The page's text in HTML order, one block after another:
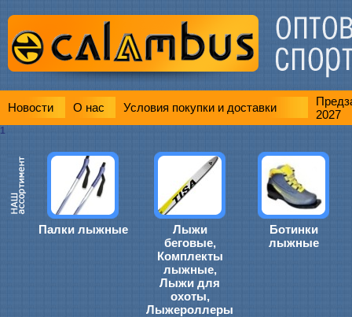
Новости О нас Условия покупки и доставки
2027
1
Палки лыжные
Лыжи
беговые,
Комплекты
лыжные,
Лыжи для
охоты,
Лыжероллеры
Ботинки
лыжные